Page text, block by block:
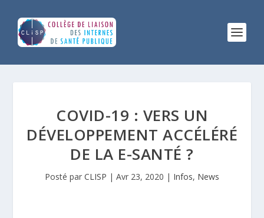
COVID-19 : VERS UN
DÉVELOPPEMENT ACCÉLÉRÉ
DE LA E-SANTÉ ?
Posté par CLISP | Avr 23, 2020 | Infos, News